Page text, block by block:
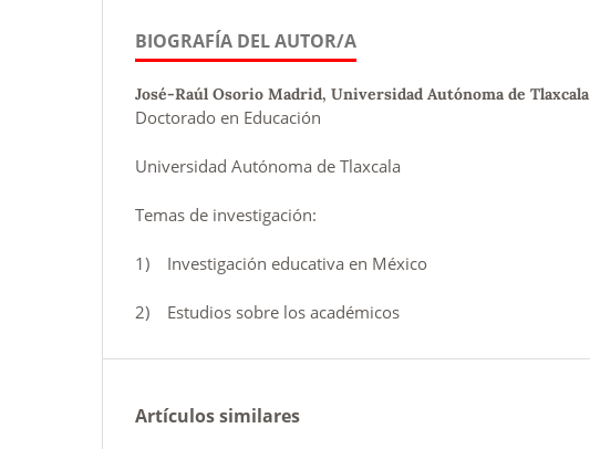
BIOGRAFÍA DEL AUTOR/A
José-Raúl Osorio Madrid, Universidad Autónoma de Tlaxcala
Doctorado en Educación
Universidad Autónoma de Tlaxcala
Temas de investigación:
1) Investigación educativa en México
2) Estudios sobre los académicos
Artículos similares